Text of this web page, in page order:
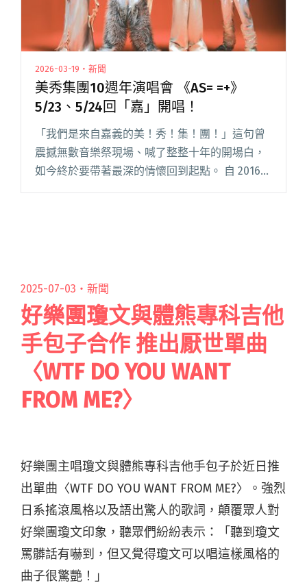
2026-03-19・新聞
美秀集團10週年演唱會 《AS= =+》
5/23、5/24回「嘉」開唱！
「我們是來自嘉義的美！秀！集！團！」這句曾
震撼無數音樂祭現場、喊了整整十年的開場白，
如今終於要帶著最深的情懷回到起點。 自 2016
年成軍以來，美秀集團憑藉獨特的「賽博台客」
2025-07-03・ 新聞
好樂團瓊文與體熊專科吉他
手包子合作 推出厭世單曲
〈WTF DO YOU WANT
FROM ME?〉
好樂團主唱瓊文與體熊專科吉他手包子於近日推
出單曲〈WTF DO YOU WANT FROM ME?〉。強烈
日系搖滾風格以及語出驚人的歌詞，顛覆眾人對
好樂團瓊文印象，聽眾們紛紛表示：「聽到瓊文
罵髒話有嚇到，但又覺得瓊文可以唱這樣風格的
曲子很驚艷！」